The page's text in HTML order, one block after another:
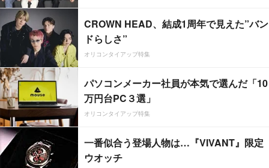
CROWN HEAD、結成1周年で見えた”バン
ドらしさ”
オリコンタイアップ特集
パソコンメーカー社員が本気で選んだ「10
万円台PC３選」
オリコンタイアップ特集
一番似合う登場人物は…『VIVANT』限定
ウオッチ